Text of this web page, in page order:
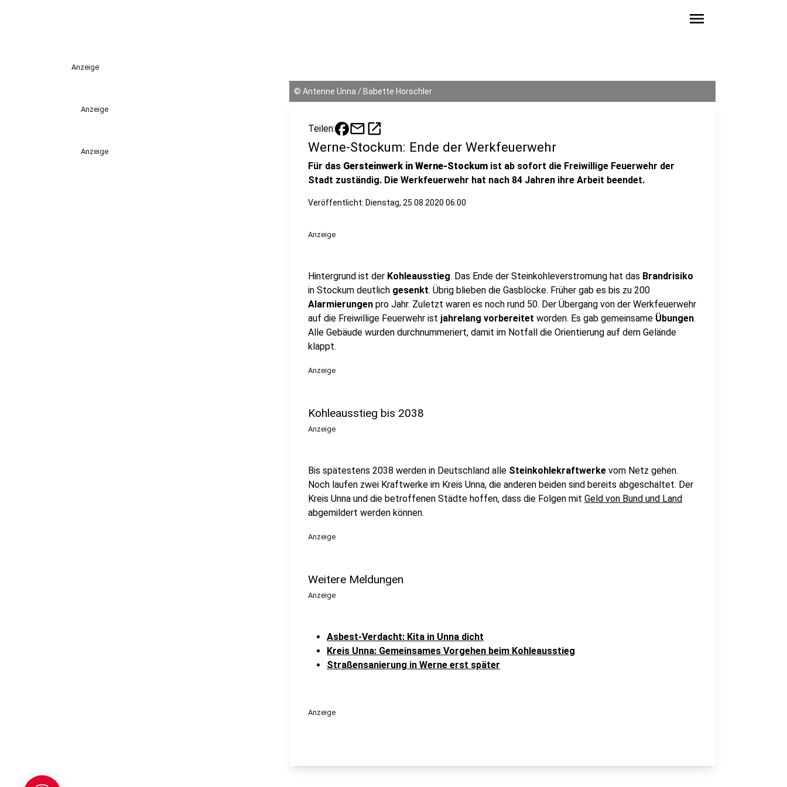
menu
Anzeige
Anzeige
Anzeige
© Antenne Unna / Babette Horschler
Teilen: mailopen_in_new
Werne-Stockum: Ende der Werkfeuerwehr
Für das Gersteinwerk in Werne-Stockum ist ab sofort die Freiwillige Feuerwehr der
Stadt zuständig. Die Werkfeuerwehr hat nach 84 Jahren ihre Arbeit beendet.
Veröffentlicht: Dienstag, 25.08.2020 06:00
Anzeige
Hintergrund ist der Kohleausstieg. Das Ende der Steinkohleverstromung hat das Brandrisiko
in Stockum deutlich gesenkt. Übrig blieben die Gasblöcke. Früher gab es bis zu 200
Alarmierungen pro Jahr. Zuletzt waren es noch rund 50. Der Übergang von der Werkfeuerwehr
auf die Freiwillige Feuerwehr ist jahrelang vorbereitet worden. Es gab gemeinsame Übungen.
Alle Gebäude wurden durchnummeriert, damit im Notfall die Orientierung auf dem Gelände
klappt.
Anzeige
Kohleausstieg bis 2038
Anzeige
Bis spätestens 2038 werden in Deutschland alle Steinkohlekraftwerke vom Netz gehen.
Noch laufen zwei Kraftwerke im Kreis Unna, die anderen beiden sind bereits abgeschaltet. Der
Kreis Unna und die betroffenen Städte hoffen, dass die Folgen mit Geld von Bund und Land
abgemildert werden können.
Anzeige
Weitere Meldungen
Anzeige
Asbest-Verdacht: Kita in Unna dicht
Kreis Unna: Gemeinsames Vorgehen beim Kohleausstieg
Straßensanierung in Werne erst später
Anzeige